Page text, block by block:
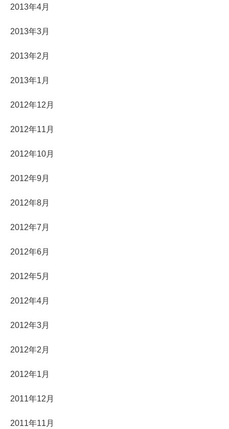
2013年4月
2013年3月
2013年2月
2013年1月
2012年12月
2012年11月
2012年10月
2012年9月
2012年8月
2012年7月
2012年6月
2012年5月
2012年4月
2012年3月
2012年2月
2012年1月
2011年12月
2011年11月